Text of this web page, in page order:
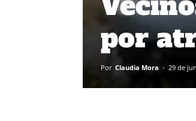
por
Por Claudia Mora - 29 de